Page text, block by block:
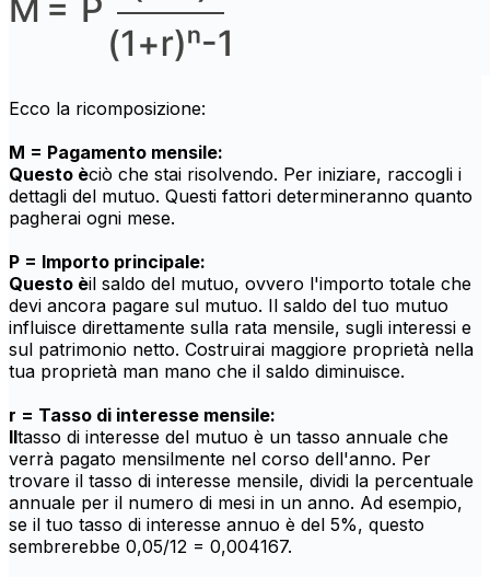
Ecco la ricomposizione:
M = Pagamento mensile:
Questo èciò che stai risolvendo. Per iniziare, raccogli i
dettagli del mutuo. Questi fattori determineranno quanto
pagherai ogni mese.
P = Importo principale:
Questo èil saldo del mutuo, ovvero l'importo totale che
devi ancora pagare sul mutuo. Il saldo del tuo mutuo
influisce direttamente sulla rata mensile, sugli interessi e
sul patrimonio netto. Costruirai maggiore proprietà nella
tua proprietà man mano che il saldo diminuisce.
r = Tasso di interesse mensile:
Iltasso di interesse del mutuo è un tasso annuale che
verrà pagato mensilmente nel corso dell'anno. Per
trovare il tasso di interesse mensile, dividi la percentuale
annuale per il numero di mesi in un anno. Ad esempio,
se il tuo tasso di interesse annuo è del 5%, questo
sembrerebbe 0,05/12 = 0,004167.